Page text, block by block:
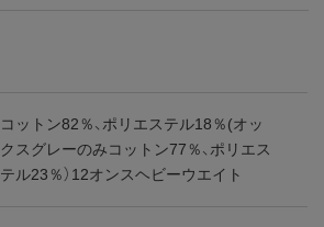
コットン82％、ポリエステル18％(オッ
クスグレーのみコットン77％、ポリエス
テル23％）12オンスヘビーウエイト